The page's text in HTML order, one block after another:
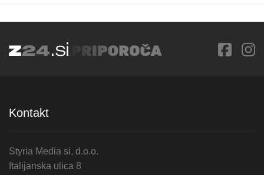
Kontakt
Styria Media si, d.o.o.
Italijanska ulica 8